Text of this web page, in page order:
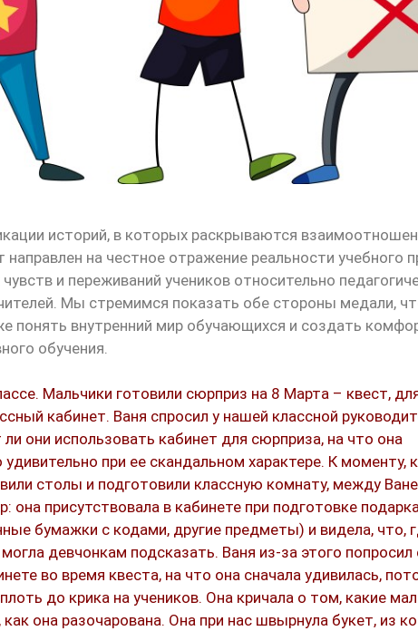
историй, в которых раскрываются
на честное отражение реальности учебного
и переживаний учеников относительно
Мы стремимся показать обе стороны медали,
понять внутренний мир обучающихся и создать
обучения.
Мальчики готовили сюрприз на 8 Марта – квест,
кабинет. Ваня спросил у нашей классной
они использовать кабинет для сюрприза, на что она
при ее скандальном характере. К моменту,
столы и подготовили классную комнату, между
она присутствовала в кабинете при подготовке
бумажки с кодами, другие предметы) и видела, что,
девчонкам подсказать. Ваня из-за этого попросил
во время квеста, на что она сначала удивилась,
до крика на учеников. Она кричала о том, какие
она разочарована. Она при нас швырнула букет, из